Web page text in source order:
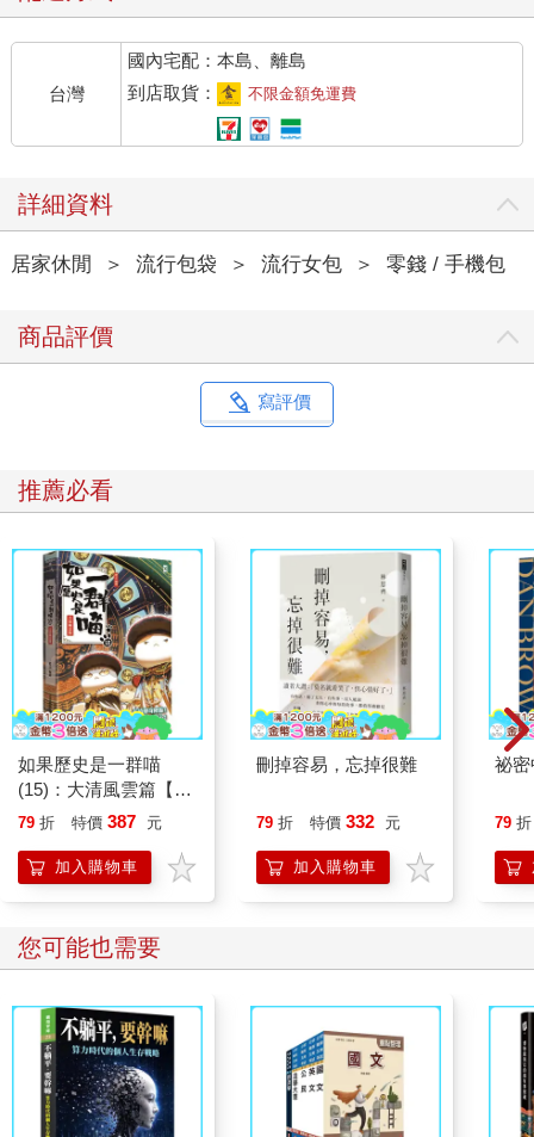
台灣
國內宅配：本島、離島
到店取貨：
不限金額免運費
詳細資料
居家休閒 ＞ 流行包袋 ＞ 流行女包 ＞ 零錢 / 手機包
商品評價
寫評價
推薦必看
如果歷史是一群喵
(15)：大清風雲篇【萌
貓漫畫學歷史】
79 折 特價 387 元
加入購物車
刪掉容易，忘掉很難
79 折 特價 332 元
加入購物車
祕
79 折
您可能也需要